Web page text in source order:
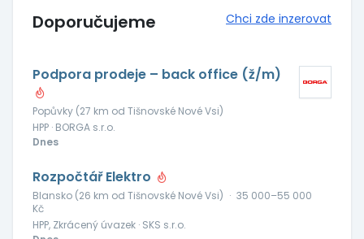
Doporučujeme Chci zde inzerovat
Podpora prodeje – back office (ž/m)
Popůvky (27 km od Tišnovské Nové Vsi)
HPP · BORGA s.r.o.
Dnes
Rozpočtář Elektro
Blansko (26 km od Tišnovské Nové Vsi) · 35 000–55 000
Kč
HPP, Zkrácený úvazek · SKS s.r.o.